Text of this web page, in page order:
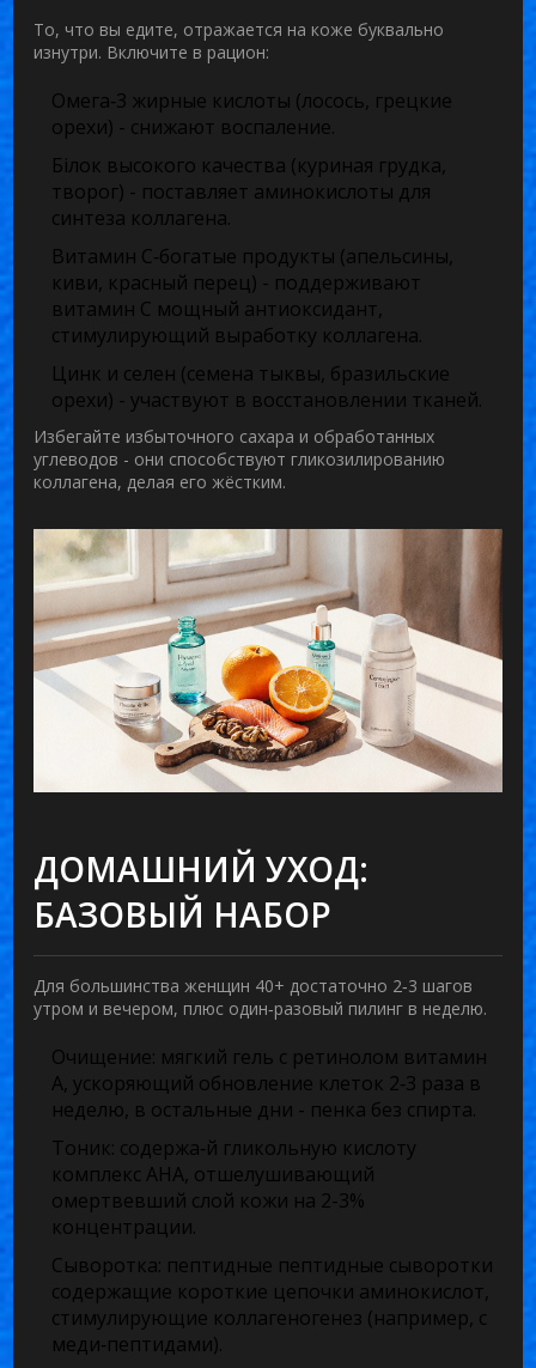
То, что вы едите, отражается на коже буквально
изнутри. Включите в рацион:
Омега‑3 жирные кислоты (лосось, грецкие
орехи) - снижают воспаление.
Білок высокого качества (куриная грудка,
творог) - поставляет аминокислоты для
синтеза коллагена.
Витамин C‑богатые продукты (апельсины,
киви, красный перец) - поддерживают
витамин C мощный антиоксидант,
стимулирующий выработку коллагена.
Цинк и селен (семена тыквы, бразильские
орехи) - участвуют в восстановлении тканей.
Избегайте избыточного сахара и обработанных
углеводов - они способствуют гликозилированию
коллагена, делая его жёстким.
ДОМАШНИЙ УХОД:
БАЗОВЫЙ НАБОР
Для большинства женщин 40+ достаточно 2‑3 шагов
утром и вечером, плюс один‑разовый пилинг в неделю.
Очищение: мягкий гель с ретинолом витамин
A, ускоряющий обновление клеток 2‑3 раза в
неделю, в остальные дни - пенка без спирта.
Тоник: содержа‑й гликольную кислоту
комплекс AHA, отшелушивающий
омертвевший слой кожи на 2-3%
концентрации.
Сыворотка: пептидные пептидные сыворотки
содержащие короткие цепочки аминокислот,
стимулирующие коллагеногенез (например, с
меди‑пептидами).